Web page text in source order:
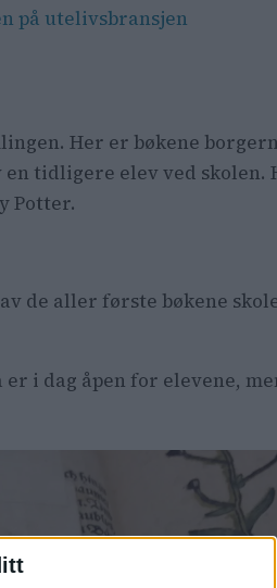
på utelivsbransjen
Her er bøkene
tidligere elev ved skolen.
Potter.
de aller første bøkene
er i dag åpen for elevene,